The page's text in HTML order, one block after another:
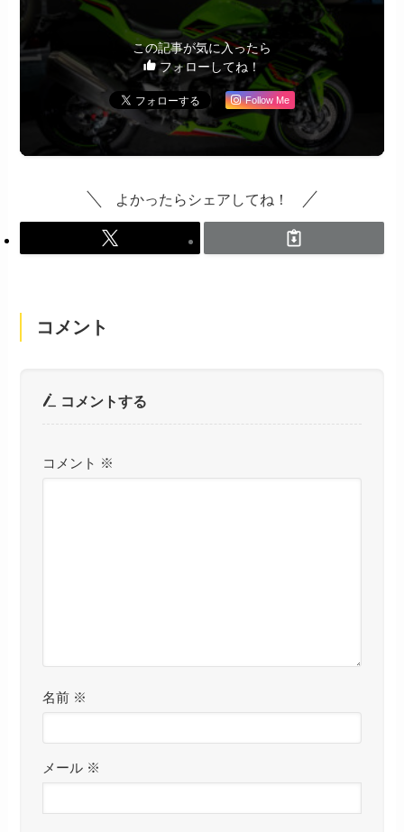
この記事が気に入ったら
フォローしてね！
Follow Me
よかったらシェアしてね！
コメント
コメントする
コメント ※
名前 ※
メール ※